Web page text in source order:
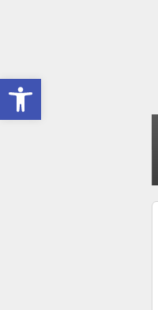
Abrir barra de herramientas